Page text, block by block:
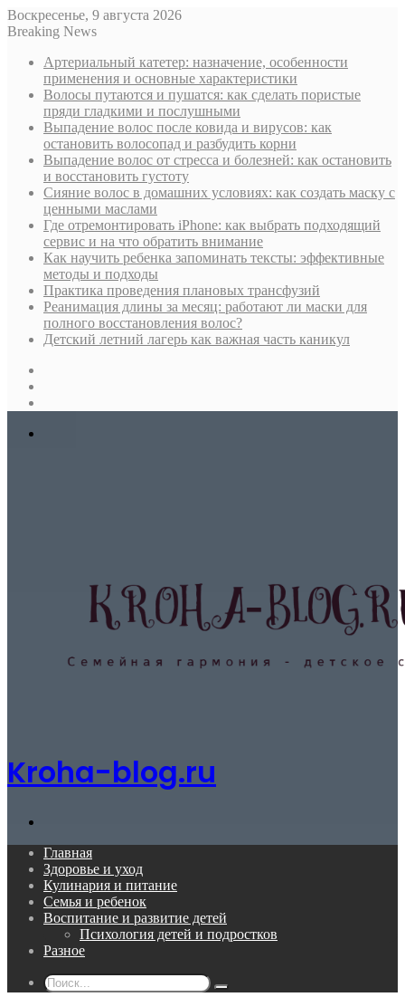
Воскресенье, 9 августа 2026
Breaking News
Артериальный катетер: назначение, особенности
применения и основные характеристики
Волосы путаются и пушатся: как сделать пористые
пряди гладкими и послушными
Выпадение волос после ковида и вирусов: как
остановить волосопад и разбудить корни
Выпадение волос от стресса и болезней: как остановить
и восстановить густоту
Сияние волос в домашних условиях: как создать маску с
ценными маслами
Где отремонтировать iPhone: как выбрать подходящий
сервис и на что обратить внимание
Как научить ребенка запоминать тексты: эффективные
методы и подходы
Практика проведения плановых трансфузий
Реанимация длины за месяц: работают ли маски для
полного восстановления волос?
Детский летний лагерь как важная часть каникул
Kroha-blog.ru
Главная
Здоровье и уход
Кулинария и питание
Семья и ребенок
Воспитание и развитие детей
Психология детей и подростков
Разное
Поиск...